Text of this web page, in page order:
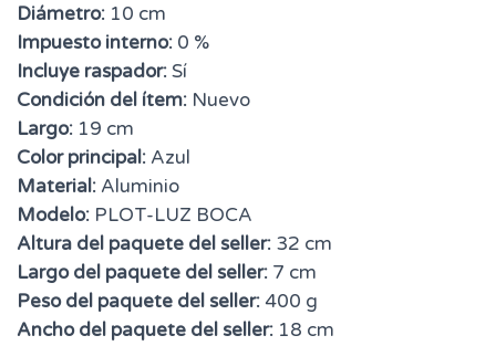
Diámetro: 10 cm
Impuesto interno: 0 %
Incluye raspador:Sí
Condición del ítem: Nuevo
Largo: 19 cm
Color principal: Azul
Material: Aluminio
Modelo: PLOT-LUZ BOCA
Altura del paquete del seller: 32 cm
Largo del paquete del seller: 7 cm
Peso del paquete del seller: 400 g
Ancho del paquete del seller: 18 cm